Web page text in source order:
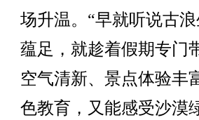
场升温。“早就听说古
蕴足，就趁着假期专门
空气清新、景点体验丰
色教育，又能感受沙漠